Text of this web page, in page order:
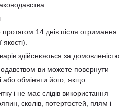
14 днів після отримання
здійснюється за домовленістю.
ви можете повернути
або обміняти його, якщо:
і не має слідів використання
сколів, потертостей, плям і